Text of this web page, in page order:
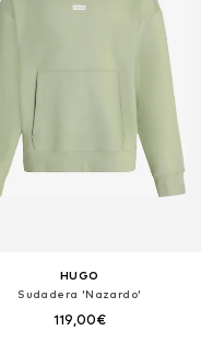
HUGO
Sudadera 'Nazardo'
119,00€